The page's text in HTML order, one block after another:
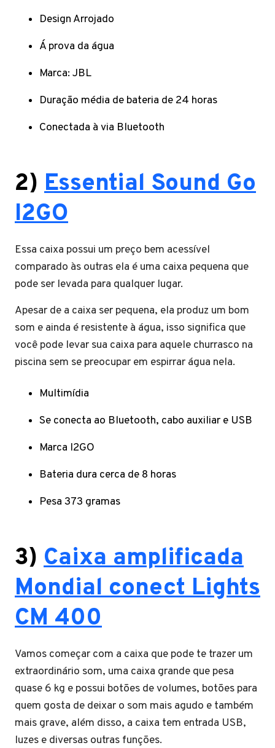
Design Arrojado
Á prova da água
Marca: JBL
Duração média de bateria de 24 horas
Conectada à via Bluetooth
2) Essential Sound Go
I2GO
Essa caixa possui um preço bem acessível
comparado às outras ela é uma caixa pequena que
pode ser levada para qualquer lugar.
Apesar de a caixa ser pequena, ela produz um bom
som e ainda é resistente à água, isso significa que
você pode levar sua caixa para aquele churrasco na
piscina sem se preocupar em espirrar água nela.
Multimídia
Se conecta ao Bluetooth, cabo auxiliar e USB
Marca I2GO
Bateria dura cerca de 8 horas
Pesa 373 gramas
3) Caixa amplificada
Mondial conect Lights
CM 400
Vamos começar com a caixa que pode te trazer um
extraordinário som, uma caixa grande que pesa
quase 6 kg e possui botões de volumes, botões para
quem gosta de deixar o som mais agudo e também
mais grave, além disso, a caixa tem entrada USB,
luzes e diversas outras funções.